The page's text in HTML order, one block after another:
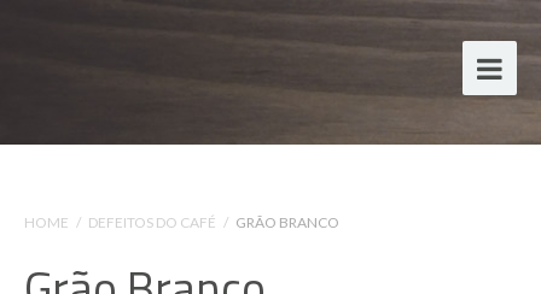
HOME / DEFEITOS DO CAFÉ / GRÃO BRANCO